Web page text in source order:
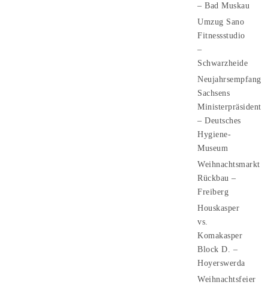
– Bad Muskau
Umzug Sano
Fitnessstudio
–
Schwarzheide
Neujahrsempfang
Sachsens
Ministerpräsident
– Deutsches
Hygiene-
Museum
Weihnachtsmarkt
Rückbau –
Freiberg
Houskasper
vs.
Komakasper
Block D. –
Hoyerswerda
Weihnachtsfeier